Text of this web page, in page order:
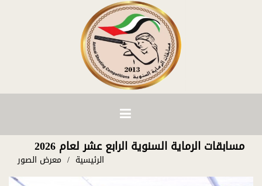
مسابقات الرماية السنوية الرابع عشر لعام 2026
الرئيسية معرض الصور